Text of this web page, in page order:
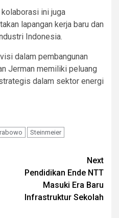
ini juga
lapangan kerja baru dan
Indonesia.
dalam pembangunan
Jerman memiliki peluang
dalam sektor energi
Steinmeier
Next
Pendidikan Ende NTT
Masuki Era Baru
Infrastruktur Sekolah